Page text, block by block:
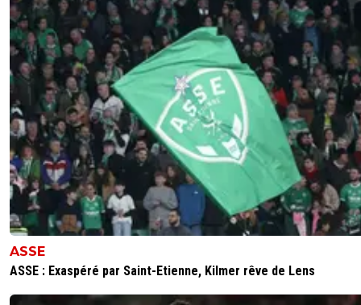
ASSE
ASSE : Exaspéré par Saint-Etienne, Kilmer rêve de Lens